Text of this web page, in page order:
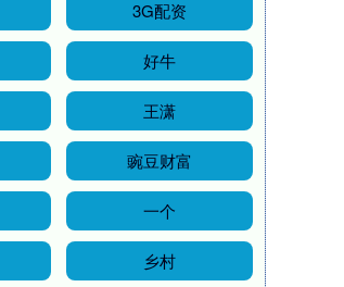
3G配资
好牛
王潇
豌豆财富
一个
乡村